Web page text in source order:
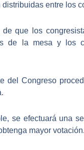
entre los
que los
de la mesa y los
del Congreso
se efectuará una
mayor votación.